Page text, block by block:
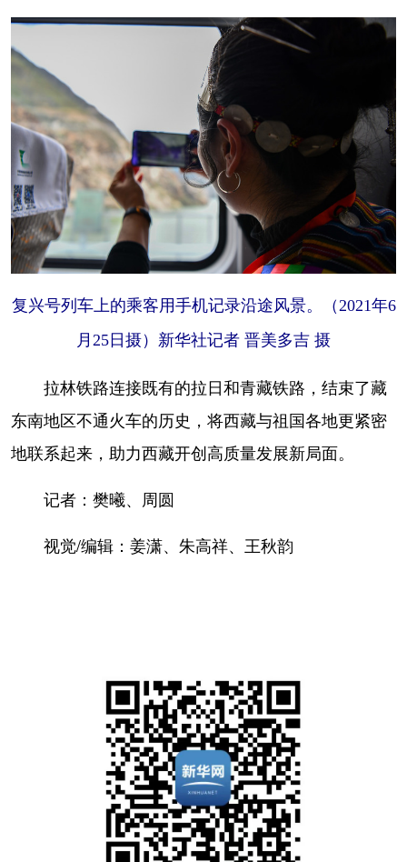
复兴号列车上的乘客用手机记录沿途风景。（2021年6
月25日摄）新华社记者 晋美多吉 摄
拉林铁路连接既有的拉日和青藏铁路，结束了藏
东南地区不通火车的历史，将西藏与祖国各地更紧密
地联系起来，助力西藏开创高质量发展新局面。
记者：樊曦、周圆
视觉/编辑：姜潇、朱高祥、王秋韵